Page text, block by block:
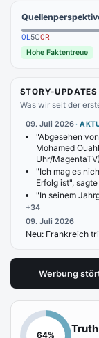
0L5C0R
Hohe Faktentreue
STORY-UPDATES
Was wir seit der
09. Juli 2026·
"Abgesehen
Mohamed
Uhr/
"Ich mag es
Erfolg ist",
"In seinem
+34
09. Juli 2026
Neu: Frankreich
Werbung
64%